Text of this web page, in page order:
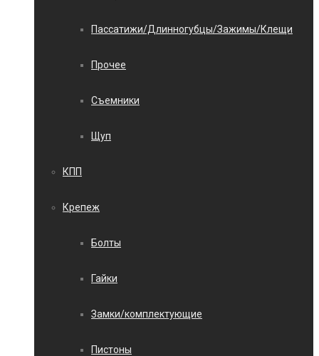
Пассатижи/Длинногубцы/Зажимы/Клещи
Прочее
Съемники
Щуп
КПП
Крепеж
Болты
Гайки
Замки/комплектующие
Пистоны